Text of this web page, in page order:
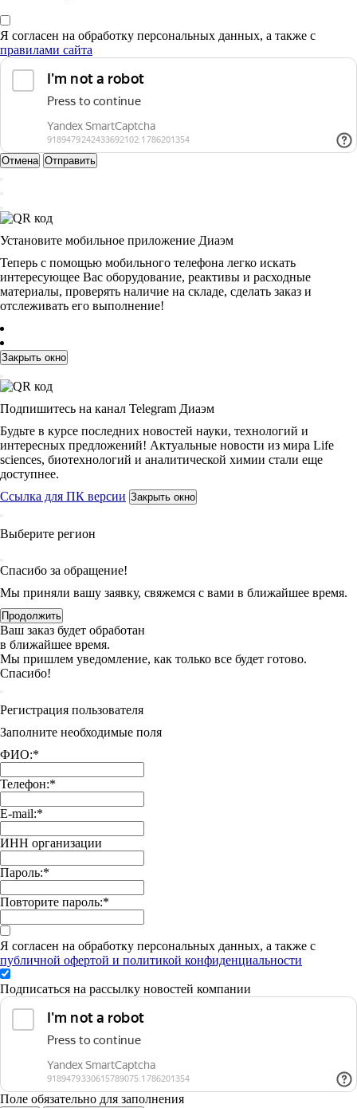
Я согласен на обработку персональных данных, а также с
правилами сайта
Отмена Отправить
Установите мобильное приложение Диаэм
Теперь с помощью мобильного телефона легко искать
интересующее Вас оборудование, реактивы и расходные
материалы, проверять наличие на складе, сделать заказ и
отслеживать его выполнение!
Закрыть окно
Подпишитесь на канал Telegram Диаэм
Будьте в курсе последних новостей науки, технологий и
интересных предложений! Актуальные новости из мира Life
sciences, биотехнологий и аналитической химии стали еще
доступнее.
Ссылка для ПК версии Закрыть окно
Выберите регион
Спасибо за обращение!
Мы приняли вашу заявку, свяжемся с вами в ближайшее время.
Продолжить
Ваш заказ будет обработан
в ближайшее время.
Мы пришлем уведомление, как только все будет готово.
Спасибо!
Регистрация пользователя
Заполните необходимые поля
ФИО:*
Телефон:*
E-mail:*
ИНН организации
Пароль:*
Повторите пароль:*
Я согласен на обработку персональных данных, а также с
публичной офертой и политикой конфиденциальности
Подписаться на рассылку новостей компании
Поле обязательно для заполнения